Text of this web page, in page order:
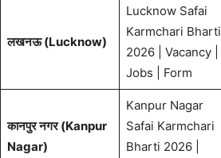
लखनऊ (Lucknow)
Lucknow Safai
Karmchari Bharti
2026 | Vacancy |
Jobs | Form
कानपुर नगर (Kanpur
Nagar)
Kanpur Nagar
Safai Karmchari
Bharti 2026 |